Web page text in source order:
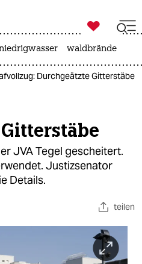
ich

taz zahl ich
waldbrände
Durchgeätzte Gitterstäbe
JVA Tegel gescheitert.
Justizsenator
Details.
teilen